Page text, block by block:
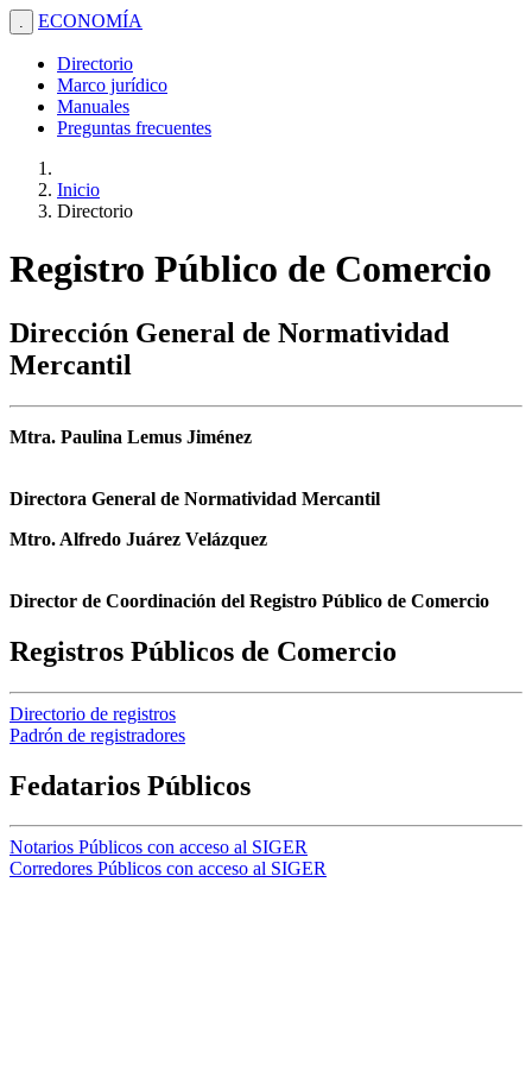
. ECONOMÍA
Directorio
Marco jurídico
Manuales
Preguntas frecuentes
Inicio
Directorio
Registro Público de Comercio
Dirección General de Normatividad
Mercantil
Mtra. Paulina Lemus Jiménez
Directora General de Normatividad Mercantil
Mtro. Alfredo Juárez Velázquez
Director de Coordinación del Registro Público de Comercio
Registros Públicos de Comercio
Directorio de registros
Padrón de registradores
Fedatarios Públicos
Notarios Públicos con acceso al SIGER
Corredores Públicos con acceso al SIGER